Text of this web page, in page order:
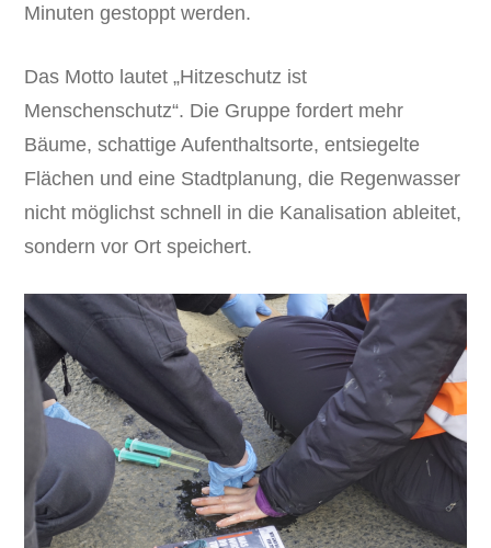
Minuten gestoppt werden.
Das Motto lautet „Hitzeschutz ist
Menschenschutz“. Die Gruppe fordert mehr
Bäume, schattige Aufenthaltsorte, entsiegelte
Flächen und eine Stadtplanung, die Regenwasser
nicht möglichst schnell in die Kanalisation ableitet,
sondern vor Ort speichert.